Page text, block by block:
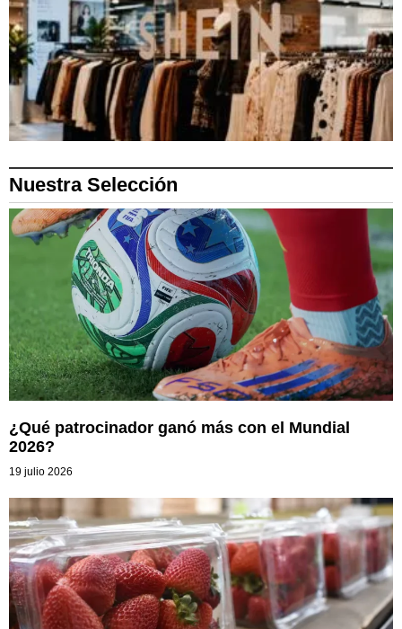
Nuestra Selección
¿Qué patrocinador ganó más con el Mundial
2026?
19 julio 2026